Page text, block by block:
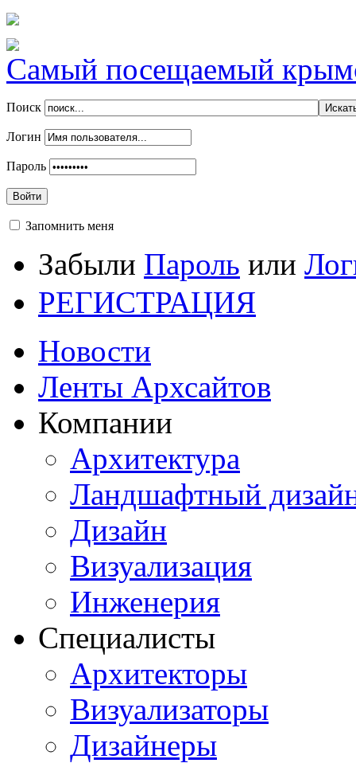
Самый посещаемый
Поиск
Логин
Пароль
Войти
Запомнить меня
Забыли Пароль или
РЕГИСТРАЦИЯ
Новости
Ленты Архсайтов
Компании
Архитектура
Ландшафтный
Дизайн
Визуализация
Инженерия
Специалисты
Архитекторы
Визуализаторы
Дизайнеры